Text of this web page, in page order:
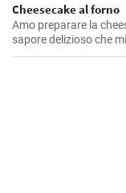
Cheesecake al forno
Amo preparare la
sapore delizioso che
Questa ricetta me l'ha
mai durante le nostre
biscotti e il ripieno di